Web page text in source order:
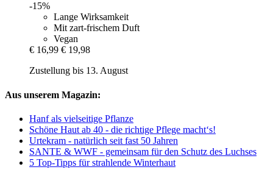
-15%
Lange Wirksamkeit
Mit zart-frischem Duft
Vegan
€ 16,99 € 19,98
Zustellung bis 13. August
Aus unserem Magazin:
Hanf als vielseitige Pflanze
Schöne Haut ab 40 - die richtige Pflege macht‘s!
Urtekram - natürlich seit fast 50 Jahren
SANTE & WWF - gemeinsam für den Schutz des Luchses
5 Top-Tipps für strahlende Winterhaut